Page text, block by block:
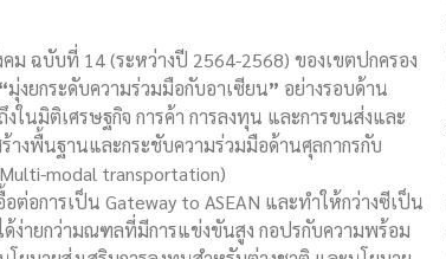
ฉบับที่ 14 (ระหว่างปี 2564-2568) ของเขตปกครอง
“มุ่งยกระดับความร่วมมือกับอาเซียน” อย่างรอบด้าน
ในมิติเศรษฐกิจ การค้า การลงทุน และการขนส่งและ
างพื้นฐานและกระชับความร่วมมือด้านศุลกากรกับ
modal transportation)
อการเป็น Gateway to ASEAN และทำให้กว่างซีเป็น
ด้ง่ายกว่ามณฑลที่มีการแข่งขันสูง กอปรกับความพร้อม